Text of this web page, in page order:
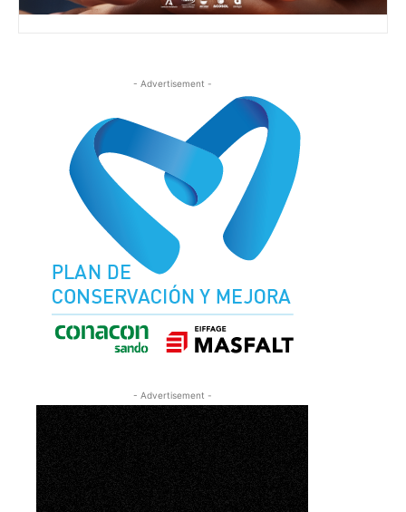
- Advertisement -
- Advertisement -